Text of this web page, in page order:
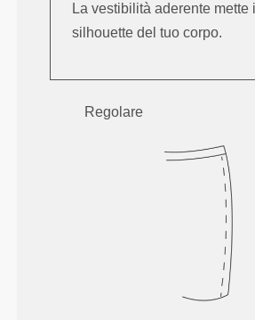
La vestibilità aderente mette
silhouette del tuo corpo.
Regolare